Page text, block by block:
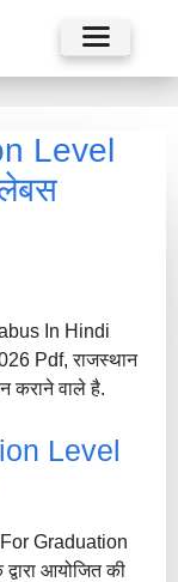
Menu
Level
In Hindi
Pdf, राजस्थान
कराने वाले है.
Level
Graduation
आयोजित की